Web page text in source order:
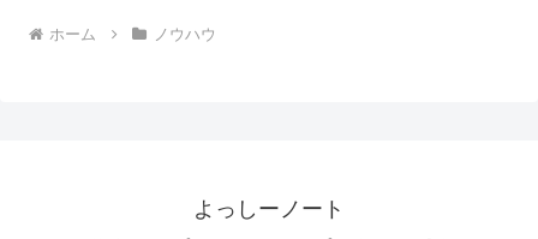
ホーム ノウハウ
よっしーノート